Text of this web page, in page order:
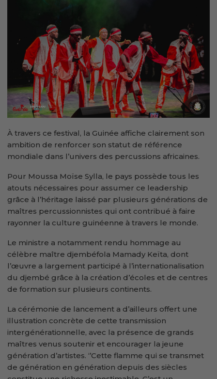
À travers ce festival, la Guinée affiche clairement son
ambition de renforcer son statut de référence
mondiale dans l’univers des percussions africaines.
Pour Moussa Moïse Sylla, le pays possède tous les
atouts nécessaires pour assumer ce leadership
grâce à l’héritage laissé par plusieurs générations de
maîtres percussionnistes qui ont contribué à faire
rayonner la culture guinéenne à travers le monde.
Le ministre a notamment rendu hommage au
célèbre maître djembéfola Mamady Keïta, dont
l’œuvre a largement participé à l’internationalisation
du djembé grâce à la création d’écoles et de centres
de formation sur plusieurs continents.
La cérémonie de lancement a d’ailleurs offert une
illustration concrète de cette transmission
intergénérationnelle, avec la présence de grands
maîtres venus soutenir et encourager la jeune
génération d’artistes. ‘’Cette flamme qui se transmet
de génération en génération depuis des siècles